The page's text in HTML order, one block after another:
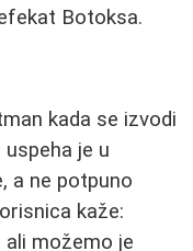
Botoksa.
kada se izvodi
je u
a ne potpuno
kaže:
možemo je